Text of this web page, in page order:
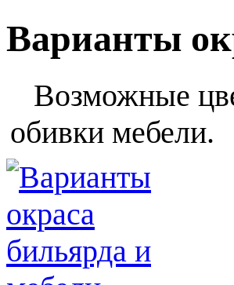
Варианты
Возможные
обивки мебели.